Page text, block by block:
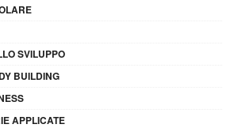
SVILUPPO
BUILDING
APPLICATE